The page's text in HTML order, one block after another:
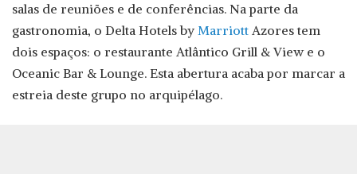
salas de reuniões e de conferências. Na parte da
gastronomia, o Delta Hotels by Marriott Azores tem
dois espaços: o restaurante Atlântico Grill & View e o
Oceanic Bar & Lounge. Esta abertura acaba por marcar a
estreia deste grupo no arquipélago.